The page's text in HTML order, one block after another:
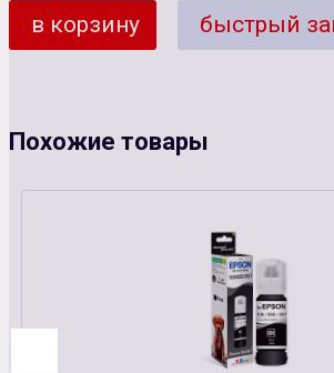
в корзину быстрый
Похожие товары